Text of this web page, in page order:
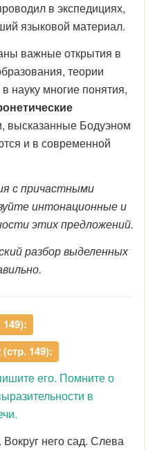
в экспедициях,
языковой материал.
важные открытия в
теории
науку многие понятия,
высказанные Бодуэном
и в современной
с причастными
интонационные и
этих предложений.
разбор выделенных
149):
его. Помните о
в
него сад. Слева